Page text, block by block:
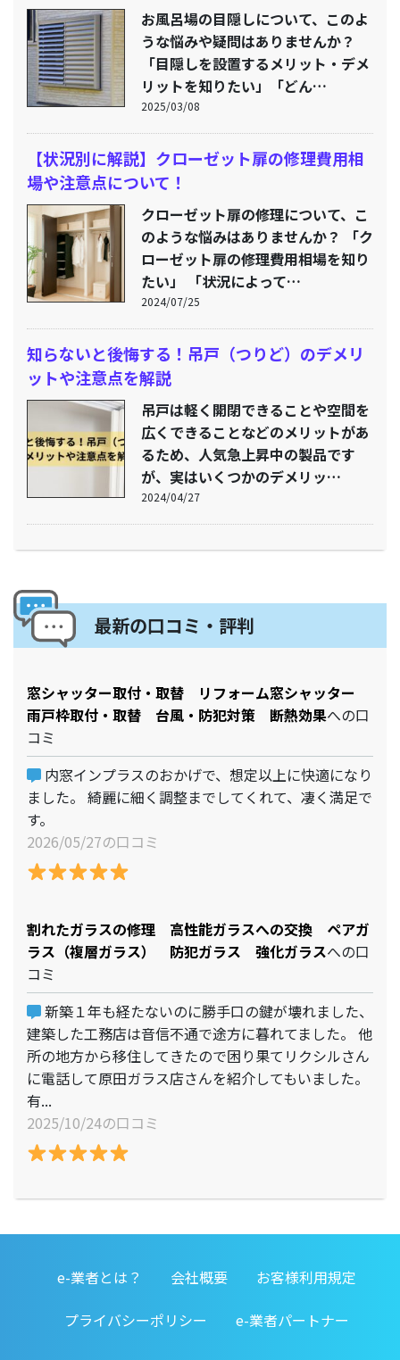
お風呂場の目隠しについて、このよ
うな悩みや疑問はありませんか？
「目隠しを設置するメリット・デメ
リットを知りたい」「どん…
2025/03/08
【状況別に解説】クローゼット扉の修理費用相
場や注意点について！
クローゼット扉の修理について、こ
のような悩みはありませんか？ 「ク
ローゼット扉の修理費用相場を知り
たい」 「状況によって…
2024/07/25
知らないと後悔する！吊戸（つりど）のデメリ
ットや注意点を解説
吊戸は軽く開閉できることや空間を
広くできることなどのメリットがあ
るため、人気急上昇中の製品です
が、実はいくつかのデメリッ…
2024/04/27
最新の口コミ・評判
窓シャッター取付・取替 リフォーム窓シャッター
雨戸枠取付・取替 台風・防犯対策 断熱効果への口
コミ
内窓インプラスのおかげで、想定以上に快適になり
ました。 綺麗に細く調整までしてくれて、凄く満足で
す。
2026/05/27の口コミ
割れたガラスの修理 高性能ガラスへの交換 ペアガ
ラス（複層ガラス） 防犯ガラス 強化ガラスへの口
コミ
新築１年も経たないのに勝手口の鍵が壊れました、
建築した工務店は音信不通で途方に暮れてました。 他
所の地方から移住してきたので困り果てリクシルさん
に電話して原田ガラス店さんを紹介してもいました。
有...
2025/10/24の口コミ
e-業者とは？ 会社概要
お客様利用規定
プライバシーポリシー
e-業者パートナー